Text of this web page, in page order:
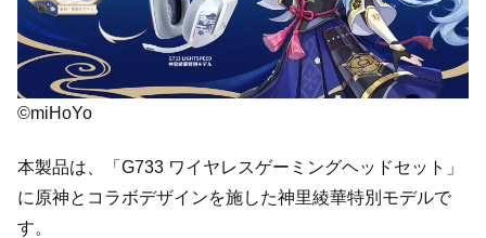
©miHoYo
本製品は、「G733 ワイヤレスゲーミングヘッドセット」
に原神とコラボデザインを施した神里綾華特別モデルで
す。